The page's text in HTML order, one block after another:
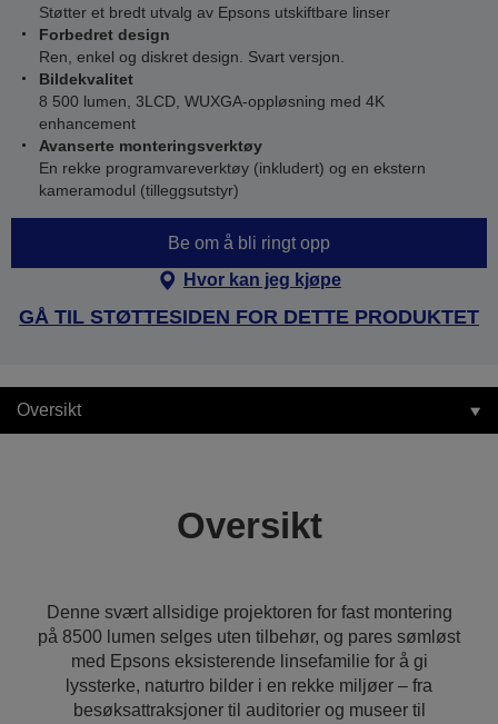
Støtter et bredt utvalg av Epsons utskiftbare linser
Forbedret design
Ren, enkel og diskret design. Svart versjon.
Bildekvalitet
8 500 lumen, 3LCD, WUXGA-oppløsning med 4K
enhancement
Avanserte monteringsverktøy
En rekke programvareverktøy (inkludert) og en ekstern
kameramodul (tilleggsutstyr)
Be om å bli ringt opp
Hvor kan jeg kjøpe
GÅ TIL STØTTESIDEN FOR DETTE PRODUKTET
Oversikt
Oversikt
Denne svært allsidige projektoren for fast montering
på 8500 lumen selges uten tilbehør, og pares sømløst
med Epsons eksisterende linsefamilie for å gi
lyssterke, naturtro bilder i en rekke miljøer – fra
besøksattraksjoner til auditorier og museer til